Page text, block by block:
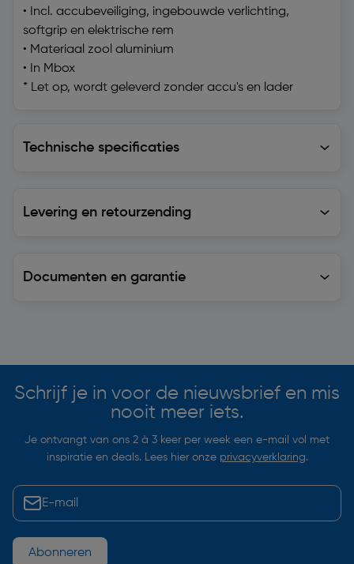
• Incl. accubeveiliging, ingebouwde verlichting,
softgrip en elektrische rem
• Materiaal zool aluminium
• In Mbox
* Let op, wordt geleverd zonder accu's en lader
Technische specificaties
Levering en retourzending
Documenten en garantie
Schrijf je in voor de nieuwsbrief en mis
nooit meer iets.
Je ontvangt van ons 2 à 3 keer per week een e-mail vol met
inspiratie en deals. Lees hier onze privacyverklaring.
Abonneren